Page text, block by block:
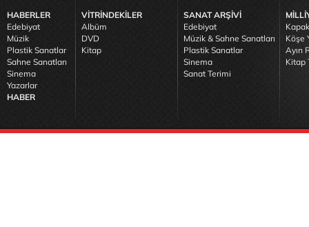
HABERLER
Edebiyat
Müzik
Plastik Sanatlar
Sahne Sanatları
Sinema
Yazarlar
HABER
VİTRİNDEKİLER
Albüm
DVD
Kitap
SANAT ARŞİVİ
Edebiyat
Müzik & Sahne Sanatları
Plastik Sanatlar
Sinema
Sanat Terimi
Köşe
Ayın
Kitap